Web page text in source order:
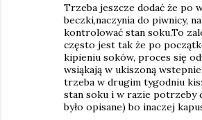
Trzeba jeszcze dodać że po
beczki,naczynia do piwnicy,
kontrolować stan soku.To
często jest tak że po
kipieniu soków, proces się
wsiąkają w ukiszoną
trzeba w drugim tygodniu
stan soku i w razie potrzeby
było opisane) bo inaczej